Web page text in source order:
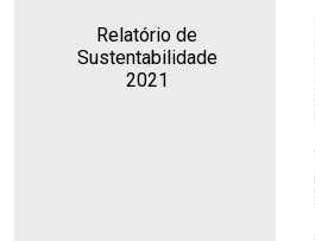
Relatório de
Sustentabilidade
2021